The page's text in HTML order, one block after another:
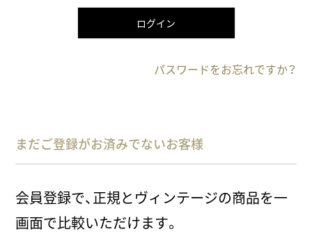
ログイン
パスワードをお忘れですか？
まだご登録がお済みでないお客様
会員登録で、正規とヴィンテージの商品を一
画面で比較いただけます。